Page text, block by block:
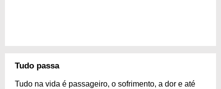
Tudo passa
Tudo na vida é passageiro, o sofrimento, a dor e até